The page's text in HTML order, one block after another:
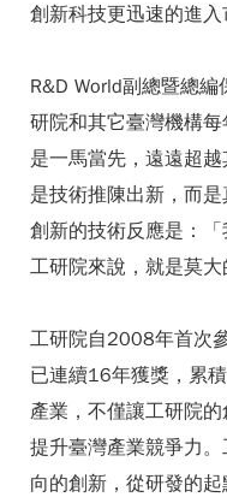
創新科技更迅速的進入
R&D World副總暨總
研院和其它臺灣機構
是一馬當先，遠遠超
是技術推陳出新，而
創新的技術反應是：
工研院來說，就是莫大
工研院自2008年首次
已連續16年獲獎，累
產業，不僅讓工研院
提升臺灣產業競爭力
向的創新，從研發的